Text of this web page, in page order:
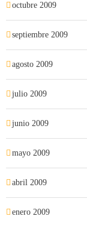
octubre 2009
septiembre 2009
agosto 2009
julio 2009
junio 2009
mayo 2009
abril 2009
enero 2009